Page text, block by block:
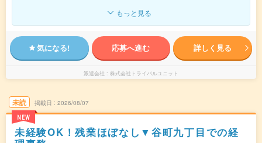
もっと見る
気になる! 応募へ進む 詳しく見る
派遣会社 株式会社トライバルユニット
未読
NEW
掲載日 2026/08/07
未経験OK！残業ほぼなし▼谷町九丁目での経